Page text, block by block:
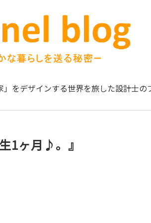
」をデザインする世界を旅した設計士の
1ヶ月♪。』